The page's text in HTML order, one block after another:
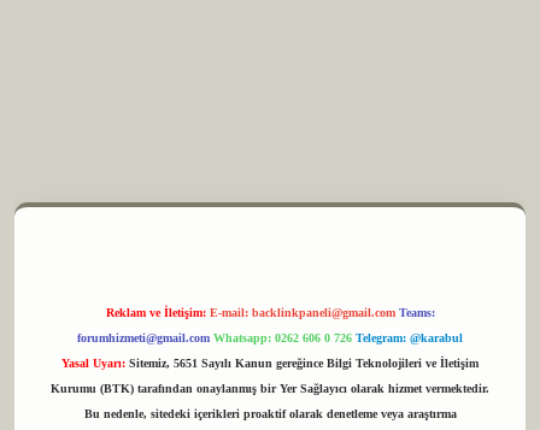
Reklam ve İletişim: E-mail: backlinkpaneli@gmail.com Teams:
forumhizmeti@gmail.com Whatsapp: 0262 606 0 726 Telegram: @karabul
Yasal Uyarı: Sitemiz, 5651 Sayılı Kanun gereğince Bilgi Teknolojileri ve İletişim
Kurumu (BTK) tarafından onaylanmış bir Yer Sağlayıcı olarak hizmet vermektedir.
Bu nedenle, sitedeki içerikleri proaktif olarak denetleme veya araştırma